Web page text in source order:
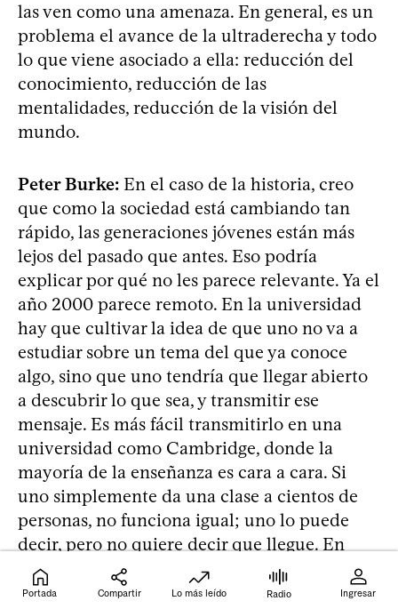
las ven como una amenaza. En general, es un
problema el avance de la ultraderecha y todo
lo que viene asociado a ella: reducción del
conocimiento, reducción de las
mentalidades, reducción de la visión del
mundo.
Peter Burke: En el caso de la historia, creo
que como la sociedad está cambiando tan
rápido, las generaciones jóvenes están más
lejos del pasado que antes. Eso podría
explicar por qué no les parece relevante. Ya el
año 2000 parece remoto. En la universidad
hay que cultivar la idea de que uno no va a
estudiar sobre un tema del que ya conoce
algo, sino que uno tendría que llegar abierto
a descubrir lo que sea, y transmitir ese
mensaje. Es más fácil transmitirlo en una
universidad como Cambridge, donde la
mayoría de la enseñanza es cara a cara. Si
uno simplemente da una clase a cientos de
personas, no funciona igual; uno lo puede
decir, pero no quiere decir que llegue. En
cambio, si uno está sentado en un sillón con
un estudiante en el otro sillón, 20 años
Portada Compartir Lo más leído Radio Ingresar